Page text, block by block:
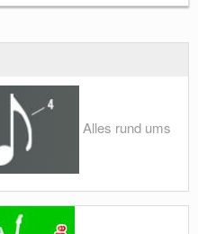
Alles rund ums